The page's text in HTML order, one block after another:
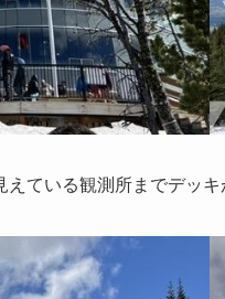
ている観測所までデッキ